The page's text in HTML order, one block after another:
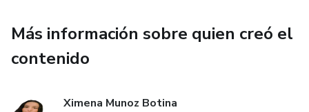
Más información sobre quien creó el
contenido
Ximena Munoz Botina